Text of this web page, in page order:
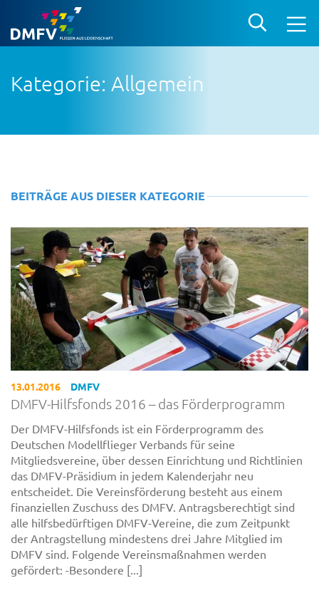
Kategorie: Allgemein
BEITRÄGE AUS DIESER KATEGORIE
13.01.2016 DMFV
DMFV-Hilfsfonds 2016 – das Förderprogramm
Der DMFV-Hilfsfonds ist ein Förderprogramm des
Deutschen Modellflieger Verbands für seine
Mitgliedsvereine, über dessen Einrichtung und Richtlinien
das DMFV-Präsidium in jedem Kalenderjahr neu
entscheidet. Die Vereinsförderung besteht aus einem
finanziellen Zuschuss des DMFV. Antragsberechtigt sind
alle hilfsbedürftigen DMFV-Vereine, die zum Zeitpunkt
der Antragstellung mindestens drei Jahre Mitglied im
DMFV sind. Folgende Vereinsmaßnahmen werden
gefördert: -Besondere [...]